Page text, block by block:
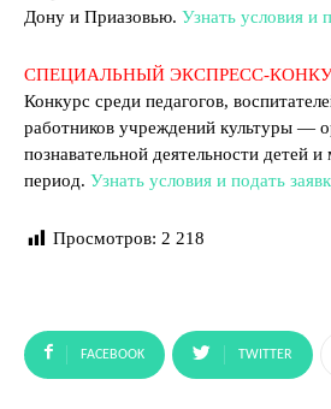
Дону и Приазовью. Узнать условия и
СПЕЦИАЛЬНЫЙ ЭКСПРЕСС-
Конкурс среди педагогов,
работников учреждений культуры —
познавательной деятельности детей
период. Узнать условия и подать
Просмотров: 2 218
FACEBOOK TWITTER